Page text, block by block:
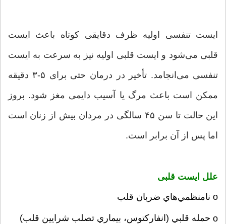
ایست تنفسی اولیه ظرف دقایقی کوتاه باعث ایست
قلبی می‌شود و ایست قلبی اولیه نیز به سرعت به ایست
تنفسی می‌انجامد. تأخیر در درمان‌ حتی‌ برای‌ ۵-۳ دقیقه‌
ممکن‌ است‌ باعث‌ مرگ‌ یا آسیب‌ دایمی‌ مغز شود. بروز
این‌ حالت‌ تا سن‌ ۴۵ سالگی‌ در مردان‌ بیش‌ از زنان‌ است‌
اما پس‌ از آن‌ برابر است‌.
علل‌ ایست قلبی
ο نامنظمي‌هاي‌ ضربان‌ قلب‌
ο حمله‌ قلبي‌ (انفاركتوس‌، بيماري‌ تصلب‌ شرايين‌ قلب‌)